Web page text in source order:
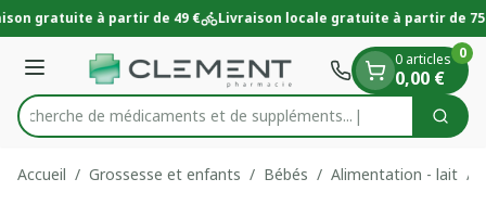
Aller au contenu
1 de 1
gratuite à partir de 49 € Livraison locale gratuite à partir de 75
Menu
Rechercher
Recherche de médicaments et de suppléments..
0 articles
0,00 €
0
Accueil / Grossesse et enfants / Bébés / Alimentation - lait /